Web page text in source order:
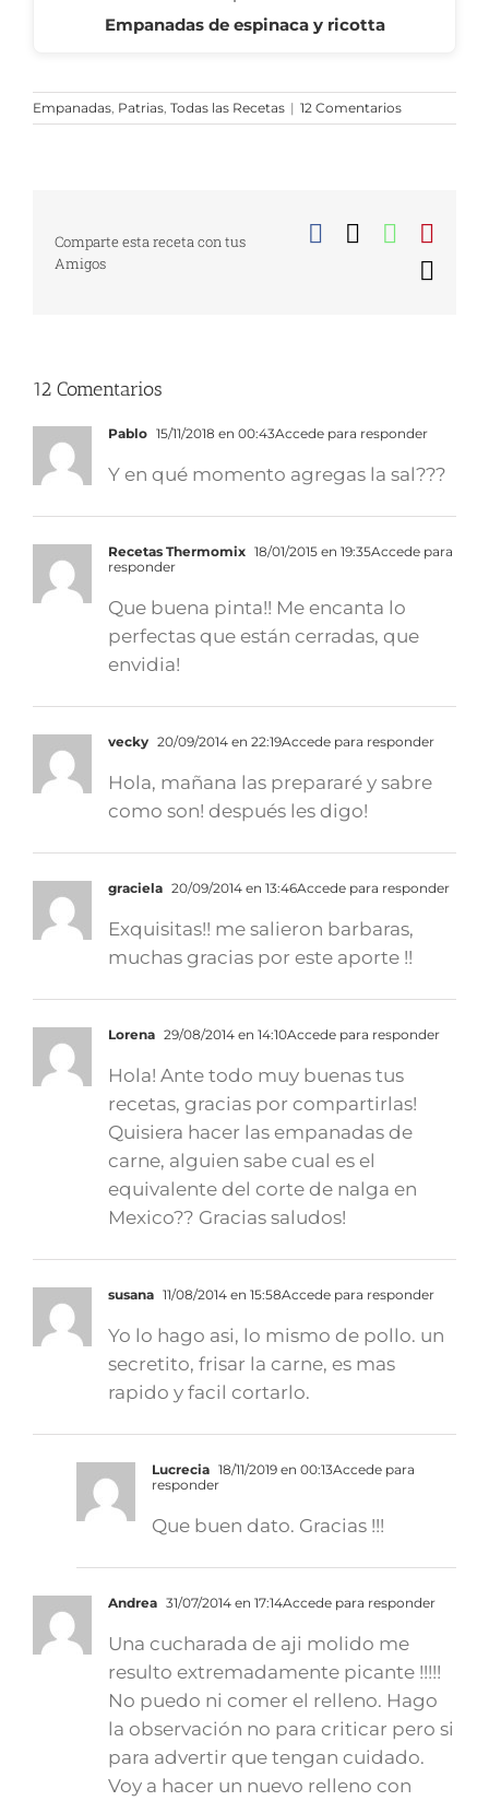
Empanadas de espinaca y ricotta
Empanadas, Patrias, Todas las Recetas | 12 Comentarios
Comparte esta receta con tus
Amigos
Facebook
12 Comentarios
Pablo 15/11/2018 en 00:43Accede para responder
Y en qué momento agregas la sal???
Recetas Thermomix 18/01/2015 en 19:35Accede para
responder
Que buena pinta!! Me encanta lo
perfectas que están cerradas, que
envidia!
vecky 20/09/2014 en 22:19Accede para responder
Hola, mañana las prepararé y sabre
como son! después les digo!
graciela 20/09/2014 en 13:46Accede para responder
Exquisitas!! me salieron barbaras,
muchas gracias por este aporte !!
Lorena 29/08/2014 en 14:10Accede para responder
Hola! Ante todo muy buenas tus
recetas, gracias por compartirlas!
Quisiera hacer las empanadas de
carne, alguien sabe cual es el
equivalente del corte de nalga en
Mexico?? Gracias saludos!
susana 11/08/2014 en 15:58Accede para responder
Yo lo hago asi, lo mismo de pollo. un
secretito, frisar la carne, es mas
rapido y facil cortarlo.
Lucrecia 18/11/2019 en 00:13Accede para
responder
Que buen dato. Gracias !!!
Andrea 31/07/2014 en 17:14Accede para responder
Una cucharada de aji molido me
resulto extremadamente picante !!!!!
No puedo ni comer el relleno. Hago
la observación no para criticar pero si
para advertir que tengan cuidado.
Voy a hacer un nuevo relleno con